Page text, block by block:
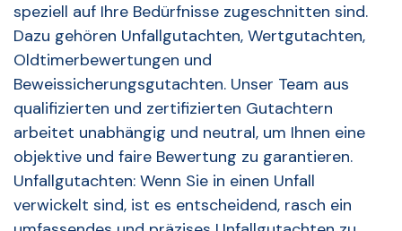
speziell auf Ihre Bedürfnisse zugeschnitten sind.
Dazu gehören Unfallgutachten, Wertgutachten,
Oldtimerbewertungen und
Beweissicherungsgutachten. Unser Team aus
qualifizierten und zertifizierten Gutachtern
arbeitet unabhängig und neutral, um Ihnen eine
objektive und faire Bewertung zu garantieren.
Unfallgutachten: Wenn Sie in einen Unfall
verwickelt sind, ist es entscheidend, rasch ein